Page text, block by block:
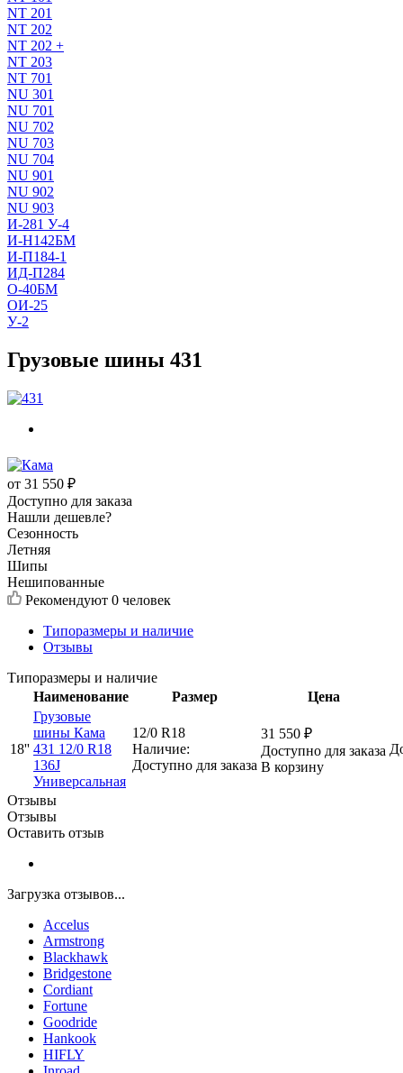
NT 201
NT 202
NT 202 +
NT 203
NT 701
NU 301
NU 701
NU 702
NU 703
NU 704
NU 901
NU 902
NU 903
И-281 У-4
И-Н142БМ
И-П184-1
ИД-П284
О-40БМ
ОИ-25
У-2
Грузовые шины 431
от 31 550 ₽
Доступно для заказа
Нашли дешевле?
Сезонность
Летняя
Шипы
Нешипованные
Рекомендуют 0 человек
Типоразмеры и наличие
Отзывы
Типоразмеры и наличие
Наименование
Размер Цена
18''
Грузовые
шины Кама
431 12/0 R18
136J
Универсальная
12/0 R18
Наличие:
Доступно для заказа
31 550 ₽
Доступно для заказа
В корзину
Отзывы
Отзывы
Оставить отзыв
Загрузка отзывов...
Accelus
Armstrong
Blackhawk
Bridgestone
Cordiant
Fortune
Goodride
Hankook
HIFLY